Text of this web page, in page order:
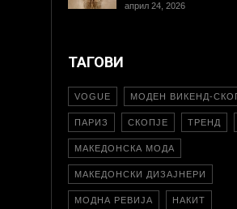
април 24, 2026
ТАГОВИ
VOGUE МОДЕН ВИКЕНД-
ПАРИЗ СКОПЈЕ ТРЕНД
МАКЕДОНСКА МОДА
МАКЕДОНСКИ ДИЗАЈНЕРИ
МОДНА РЕВИЈА НАКИТ